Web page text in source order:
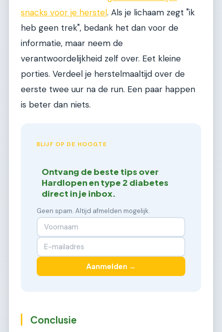
snacks voor je herstel. Als je lichaam zegt "ik
heb geen trek", bedank het dan voor de
informatie, maar neem de
verantwoordelijkheid zelf over. Eet kleine
porties. Verdeel je herstelmaaltijd over de
eerste twee uur na de run. Een paar happen
is beter dan niets.
BLIJF OP DE HOOGTE
Ontvang de beste tips over
Hardlopen en type 2 diabetes
direct in je inbox.
Geen spam. Altijd afmelden mogelijk.
Aanmelden →
Conclusie